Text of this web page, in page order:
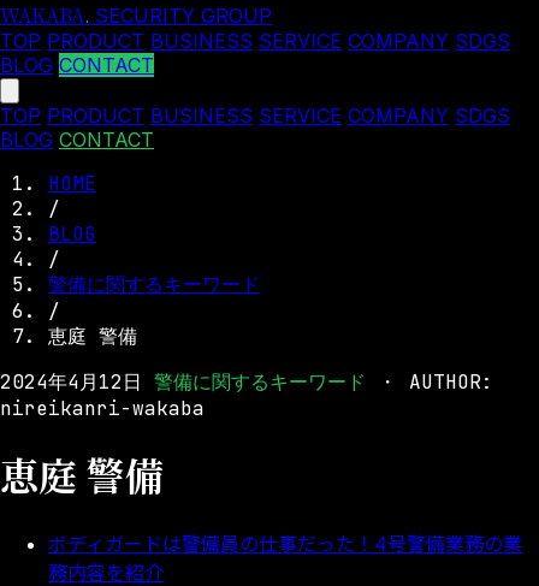
WAKABA. SECURITY GROUP
TOP PRODUCT BUSINESS SERVICE COMPANY SDGS
BLOG CONTACT
TOP PRODUCT BUSINESS SERVICE COMPANY SDGS
BLOG CONTACT
HOME
/
BLOG
/
警備に関するキーワード
/
恵庭 警備
2024年4月12日 警備に関するキーワード ・
AUTHOR:
nireikanri-wakaba
恵庭 警備
ボディガードは警備員の仕事だった！4号警備業務の業
務内容を紹介